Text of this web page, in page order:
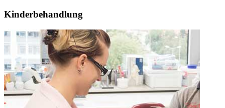
Kinderbehandlung